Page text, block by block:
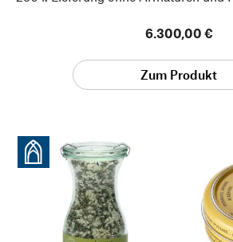
6.300,00 €
Zum Produkt